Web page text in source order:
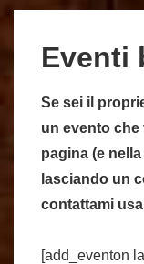
Eventi
Se sei il
un evento
pagina (e
lasciando un
contattami
[add_eventon